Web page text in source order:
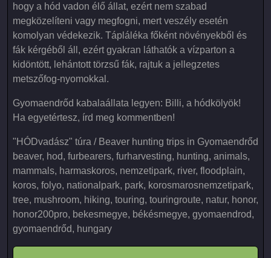
hogy a hód vadon élő állat, ezért nem szabad
megközelíteni vagy megfogni, mert veszély esetén
komolyan védekezik. Tápláléka főként növényekből és
fák kérgéből áll, ezért gyakran láthatók a vízparton a
kidöntött, lehántott törzsű fák, rajtuk a jellegzetes
metszőfog-nyomokkal.
Gyomaendrőd kabalaállata legyen: Billi, a hódkölyök!
Ha egyetértesz, írd meg kommentben!
"HÓDvadász" túra / Beaver hunting trips in Gyomaendrőd
beaver, hod, furbearers, furharvesting, hunting, animals,
mammals, harmaskoros, nemzetipark, river, floodplain,
koros, folyo, nationalpark, park, korosmarosnemzetipark,
tree, mushroom, hiking, touring, touringroute, natur, honor,
honor200pro, bekesmegye, békésmegye, gyomaendrod,
gyomaendrőd, hungary